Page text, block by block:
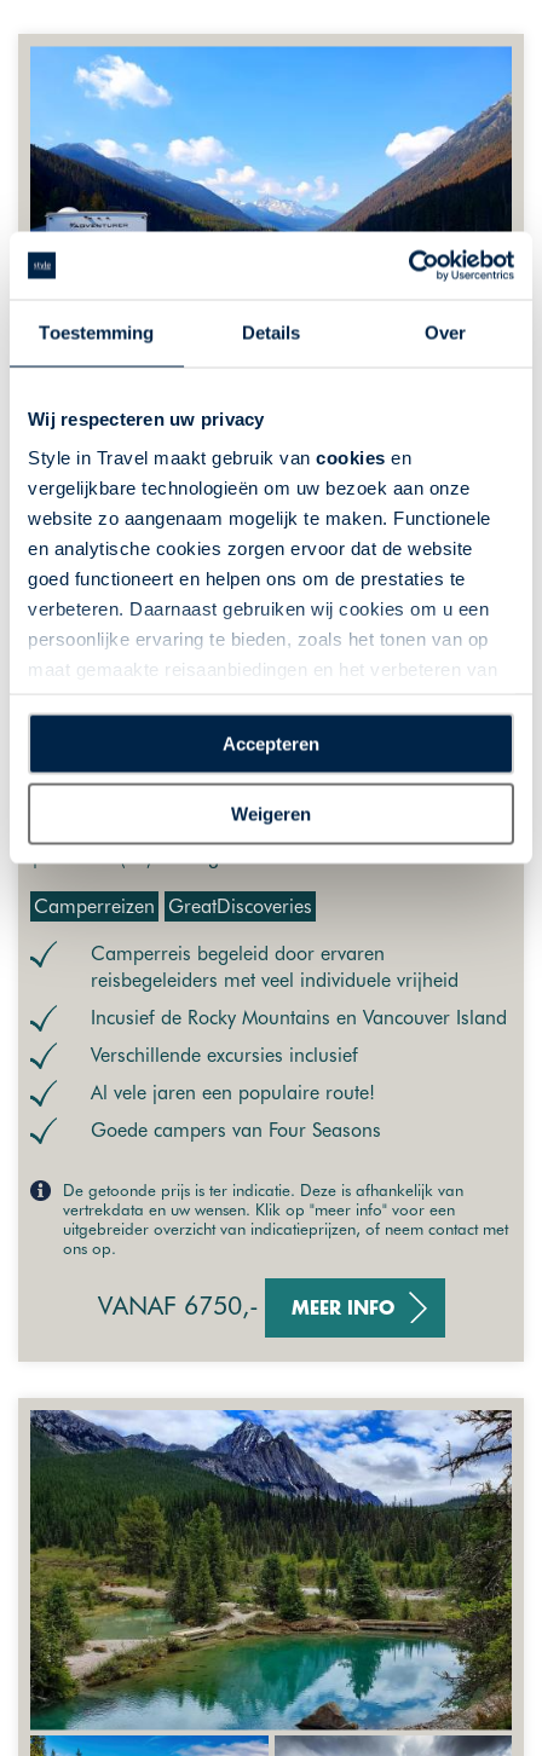
Toestemming Details Over
Wij respecteren uw privacy
Style in Travel maakt gebruik van cookies en
vergelijkbare technologieën om uw bezoek aan onze
website zo aangenaam mogelijk te maken. Functionele
en analytische cookies zorgen ervoor dat de website
goed functioneert en helpen ons om de prestaties te
verbeteren. Daarnaast gebruiken wij cookies om u een
persoonlijke ervaring te bieden, zoals het tonen van op
maat gemaakte reisaanbiedingen en het verbeteren van
plaatsen van alle hierboven beschreven cookies en
technologieën, waarmee persoonlijke gegevens kunnen
worden verzameld. Indien u kiest voor “Weigeren”
plaatsen wij enkel functionele cookies, en zal er geen
Accepteren
Weigeren
Campergroepsreis Canadian Rockies
Canada | Campergroepsreis | 31 dagen | West-
VERTREK | DE LAATSTE PLAATSEN) en 6 september 2027
Camperreizen GreatDiscoveries
Camperreis begeleid door ervaren
reisbegeleiders met veel individuele vrijheid
Incusief de Rocky Mountains en Vancouver Island
Verschillende excursies inclusief
Al vele jaren een populaire route!
Goede campers van Four Seasons
De getoonde prijs is ter indicatie. Deze is afhankelijk van
vertrekdata en uw wensen. Klik op "meer info" voor een
uitgebreider overzicht van indicatieprijzen, of neem contact met
ons op.
VANAF 6750,- MEER INFO